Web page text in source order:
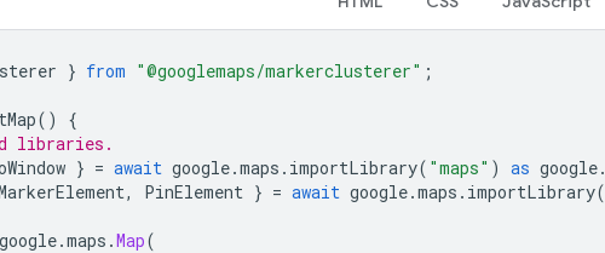
} from "@googlemaps/markerclusterer" ;
()
{
libraries.
} = await google.maps . importLibrary( "maps" ) as google.
, PinElement } = await google.maps . importLibrary(
google.maps .Map(